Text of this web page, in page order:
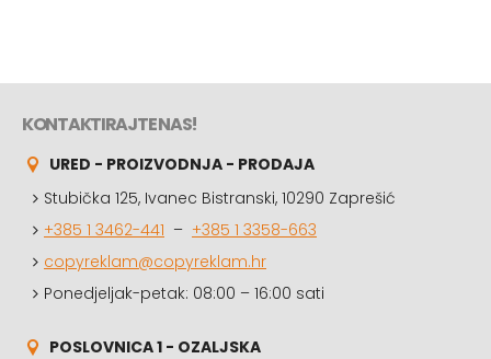
KONTAKTIRAJTE NAS!
URED - PROIZVODNJA - PRODAJA
Stubička 125, Ivanec Bistranski, 10290 Zaprešić
+385 1 3462-441 – +385 1 3358-663
copyreklam@copyreklam.hr
Ponedjeljak-petak: 08:00 – 16:00 sati
POSLOVNICA 1 - OZALJSKA